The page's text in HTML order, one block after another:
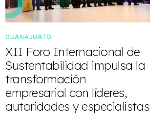
GUANAJUATO
XII Foro Internacional de
Sustentabilidad impulsa la
transformación
empresarial con líderes,
autoridades y especialistas